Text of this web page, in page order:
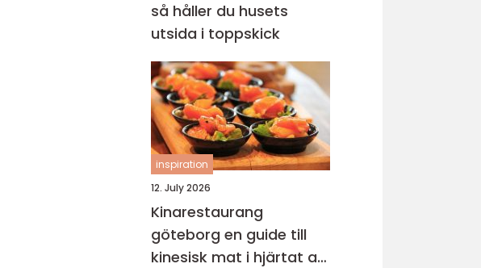
så håller du husets
utsida i toppskick
inspiration
12. July 2026
Kinarestaurang
göteborg en guide till
kinesisk mat i hjärtat av